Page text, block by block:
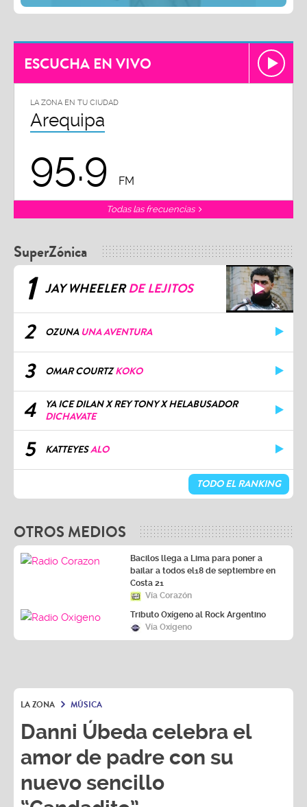
ESCUCHA EN VIVO
LA ZONA EN TU CIUDAD
Arequipa
95.9 FM
Todas las frecuencias
SuperZónica
1 JAY WHEELERDE LEJITOS
2 OZUNA UNA AVENTURA
3 OMAR COURTZKOKO
4
YA ICE DILAN X REY TONY X HELABUSADOR
DICHAVATE
5 KATTEYESALO
TODO EL RANKING
OTROS MEDIOS
Bacilos llega a Lima para poner a
bailar a todos el18 de septiembre en
Costa 21
Vía Corazón
Tributo Oxígeno al Rock Argentino
Vía Oxígeno
LA ZONA MÚSICA
Danni Úbeda celebra el
amor de padre con su
nuevo sencillo
“Candadito”